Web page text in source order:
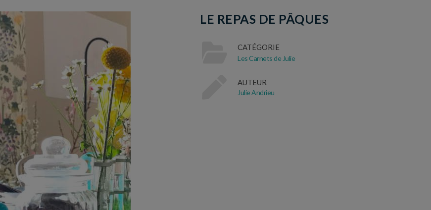
LE REPAS DE PÂQUES
CATÉGORIE
Les Carnets de Julie
AUTEUR
Julie Andrieu